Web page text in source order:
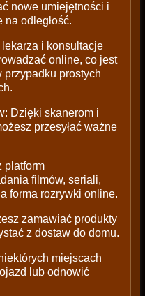
nowe umiejętności i
na odległość.
i konsultacje
online, co jest
przypadku prostych
Dzięki skanerom i
przesyłać ważne
platform
filmów, seriali,
forma rozrywki online.
zamawiać produkty
z dostaw do domu.
miejscach
lub odnowić